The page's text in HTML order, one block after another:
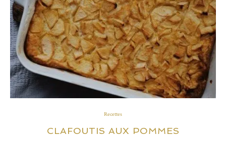
Recettes
CLAFOUTIS AUX POMMES